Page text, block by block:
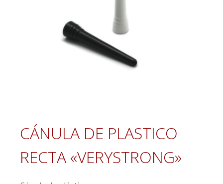
CÁNULA DE PLASTICO
RECTA «VERYSTRONG»